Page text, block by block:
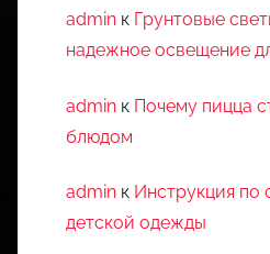
admin к Грунтовые
надежное освещение
admin к Почему пицца
блюдом
admin к Инструкция по
детской одежды